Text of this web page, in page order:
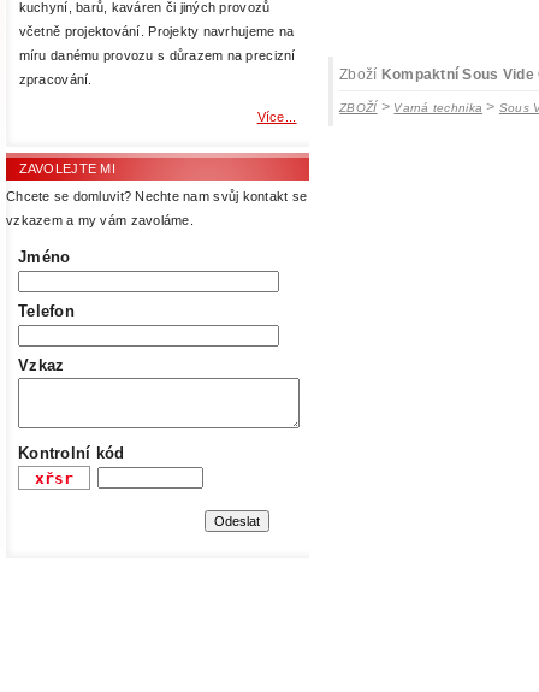
kuchyní, barů, kaváren či jiných provozů
včetně projektování. Projekty navrhujeme na
míru danému provozu s důrazem na precizní
zpracování.
Více...
ZAVOLEJTE MI
Chcete se domluvit? Nechte nam svůj kontakt se
vzkazem a my vám zavoláme.
Jméno
Telefon
Vzkaz
Kontrolní kód
Zboží Kompaktní Sous Vide
ZBOŽÍ > Varná technika > Sous